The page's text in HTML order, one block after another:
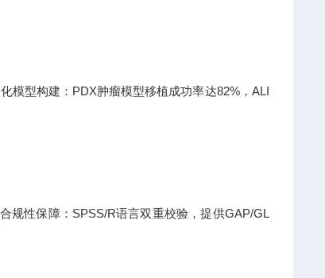
模型构建：PDX肿瘤模型移植成功率达82%，ALI
规性保障：SPSS/R语言双重校验，提供GAP/GL